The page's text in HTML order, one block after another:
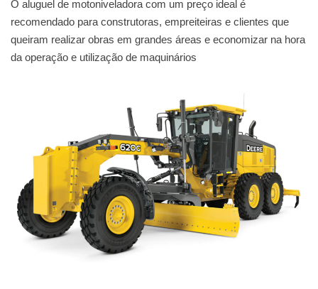
O aluguel de motoniveladora com um preço ideal é
recomendado para construtoras, empreiteiras e clientes que
queiram realizar obras em grandes áreas e economizar na hora
da operação e utilização de maquinários